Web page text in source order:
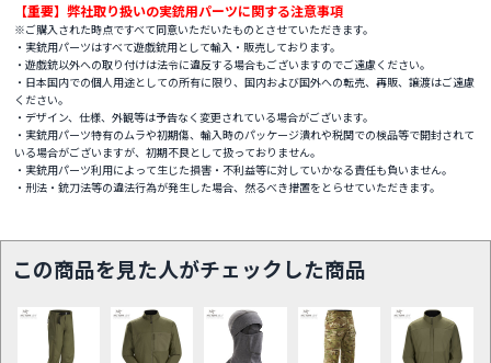
【重要】弊社取り扱いの実銃用パーツに関する注意事項
※ご購入された時点ですべて同意いただいたものとさせていただきます。
・実銃用パーツはすべて遊戯銃用として輸入・販売しております。
・遊戯銃以外への取り付けは法令に違反する場合もございますのでご遠慮ください。
・日本国内での個人用途としての所有に限り、国内および国外への転売、再販、譲渡はご遠慮
ください。
・デザイン、仕様、外観等は予告なく変更されている場合がございます。
・実銃用パーツ特有のムラや初期傷、輸入時のパッケージ潰れや税関での検品等で開封されて
いる場合がございますが、初期不良として扱っておりません。
・実銃用パーツ利用によって生じた損害・不利益等に対していかなる責任も負いません。
・刑法・銃刀法等の違法行為が発生した場合、然るべき措置をとらせていただきます。
この商品を見た人がチェックした商品